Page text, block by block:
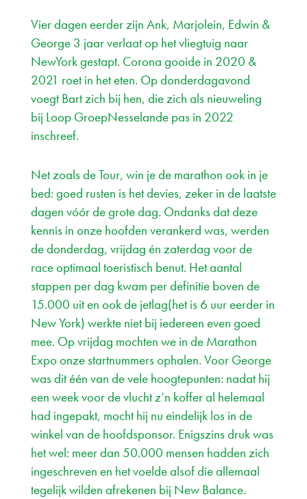
Vier dagen eerder zijn Ank, Marjolein, Edwin &
George 3 jaar verlaat op het vliegtuig naar
NewYork gestapt. Corona gooide in 2020 &
2021 roet in het eten. Op donderdagavond
voegt Bart zich bij hen, die zich als nieuweling
bij Loop GroepNesselande pas in 2022
inschreef.
Net zoals de Tour, win je de marathon ook in je
bed: goed rusten is het devies, zeker in de laatste
dagen vóór de grote dag. Ondanks dat deze
kennis in onze hoofden verankerd was, werden
de donderdag, vrijdag én zaterdag voor de
race optimaal toeristisch benut. Het aantal
stappen per dag kwam per definitie boven de
15.000 uit en ook de jetlag(het is 6 uur eerder in
New York) werkte niet bij iedereen even goed
mee. Op vrijdag mochten we in de Marathon
Expo onze startnummers ophalen. Voor George
was dit één van de vele hoogtepunten: nadat hij
een week voor de vlucht z’n koffer al helemaal
had ingepakt, mocht hij nu eindelijk los in de
winkel van de hoofdsponsor. Enigszins druk was
het wel: meer dan 50.000 mensen hadden zich
ingeschreven en het voelde alsof die allemaal
tegelijk wilden afrekenen bij New Balance.